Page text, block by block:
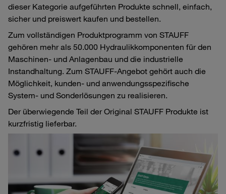
dieser Kategorie aufgeführten Produkte schnell, einfach,
sicher und preiswert kaufen und bestellen.
Zum vollständigen Produktprogramm von STAUFF
gehören mehr als 50.000 Hydraulikkomponenten für den
Maschinen- und Anlagenbau und die industrielle
Instandhaltung. Zum STAUFF-Angebot gehört auch die
Möglichkeit, kunden- und anwendungsspezifische
System- und Sonderlösungen zu realisieren.
Der überwiegende Teil der Original STAUFF Produkte ist
kurzfristig lieferbar.